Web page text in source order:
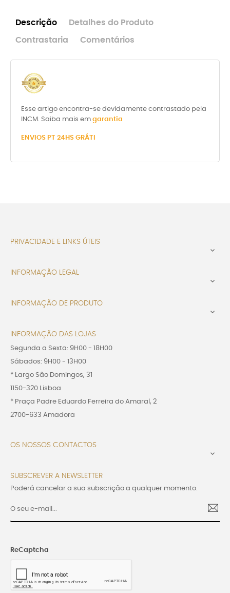
Descrição Detalhes do Produto
Contrastaria Comentários
Esse artigo encontra-se devidamente contrastado pela
INCM. Saiba mais em garantia
ENVIOS PT 24HS GRÁTI
PRIVACIDADE E LINKS ÚTEIS

INFORMAÇÃO LEGAL

INFORMAÇÃO DE PRODUTO

INFORMAÇÃO DAS LOJAS
Segunda a Sexta: 9H00 - 18H00
Sábados: 9H00 - 13H00
* Largo São Domingos, 31
1150-320 Lisboa
* Praça Padre Eduardo Ferreira do Amaral, 2
2700-633 Amadora
OS NOSSOS CONTACTOS

SUBSCREVER A NEWSLETTER
Poderá cancelar a sua subscrição a qualquer momento.
ReCaptcha